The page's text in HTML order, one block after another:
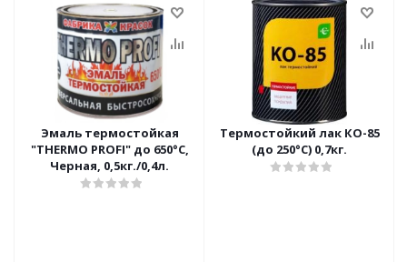
Эмаль термостойкая
"THERMO PROFI" до 650°С,
Черная, 0,5кг./0,4л.
Термостойкий лак КО-85
(до 250°C) 0,7кг.